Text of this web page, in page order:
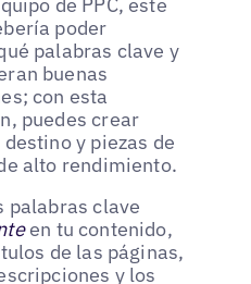
poder
palabras clave y
buenas
con esta
puedes crear
y piezas de
alto rendimiento.
palabras clave
en tu contenido,
de las páginas,
y los